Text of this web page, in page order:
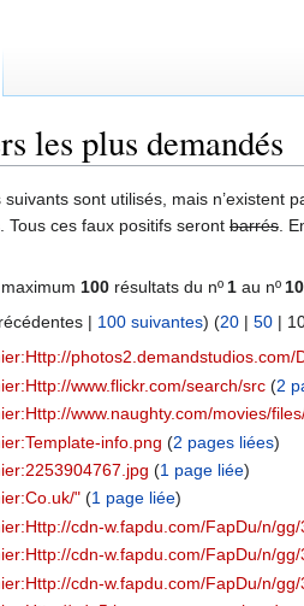
les plus demandés
suivants sont utilisés, mais n’existent
Tous ces faux positifs seront barrés.
100 résultats du nº1 au nº
| 100 suivantes) (20 | 50 |
www.flickr.com/search/src‏‎ (2
www.naughty.com/movies/
info.png ‏‎ (2 pages liées)
‏‎ (1 page liée)
"‏‎ (1 page liée)
cdn-w.fapdu.com/FapDu/n/
cdn-w.fapdu.com/FapDu/n/
cdn-w.fapdu.com/FapDu/n/